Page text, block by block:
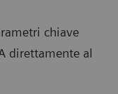
chiave
direttamente al